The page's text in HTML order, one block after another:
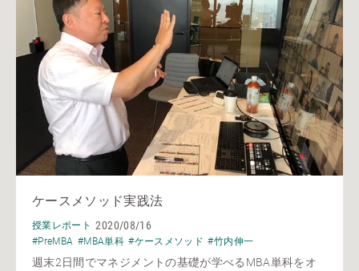
ケースメソッド実践法
授業レポート 2020/08/16
#PreMBA #MBA単科 #ケースメソッド #竹内伸一
週末2日間でマネジメントの基礎が学べるMBA単科をオ